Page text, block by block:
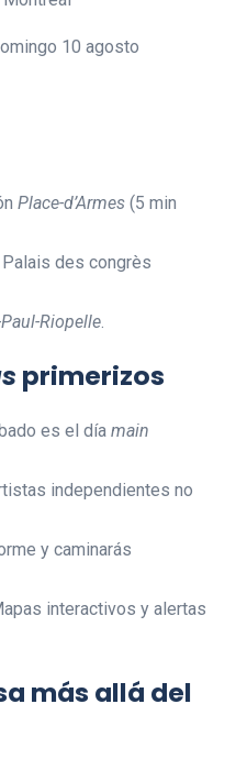
10 agosto
Place-d’Armes (5 min
des congrès
Riopelle.
primerizos
es el día main
independientes no
y caminarás
interactivos y alertas
más allá del